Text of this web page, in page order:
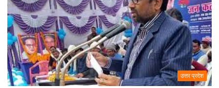
उत्तर प्रदेश